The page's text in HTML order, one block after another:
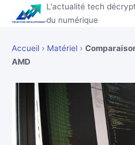
L'actualité tech
du numérique
Accueil › Matériel ›
AMD